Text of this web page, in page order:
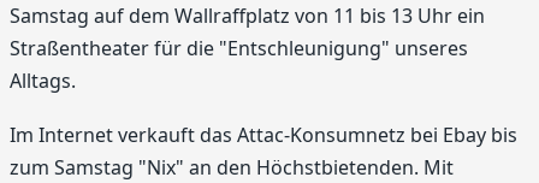
Samstag auf dem Wallraffplatz von 11 bis 13 Uhr ein
Straßentheater für die "Entschleunigung" unseres
Alltags.
Im Internet verkauft das Attac-Konsumnetz bei Ebay bis
zum Samstag "Nix" an den Höchstbietenden. Mit